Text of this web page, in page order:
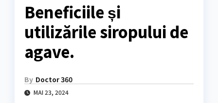
Beneficiile și
utilizările siropului de
agave.
By Doctor 360
MAI 23, 2024